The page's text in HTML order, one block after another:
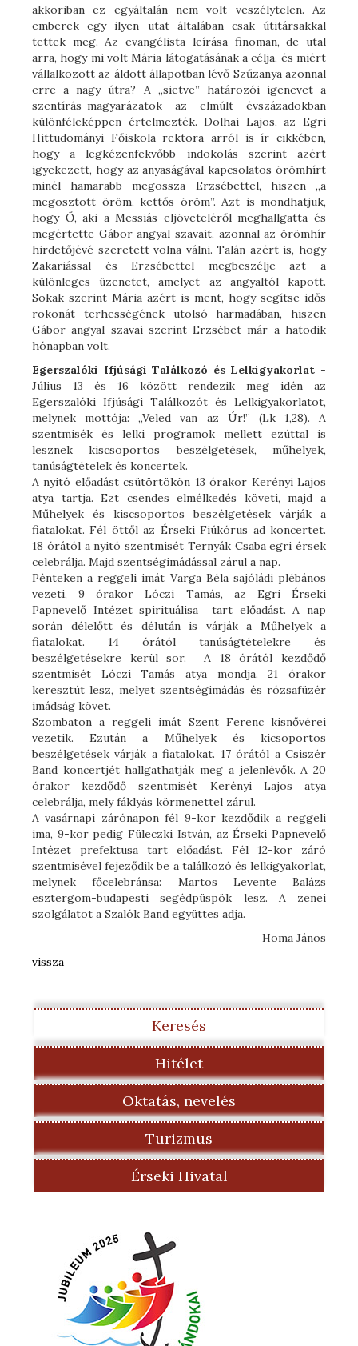
akkoriban ez egyáltalán nem volt veszélytelen. Az
emberek egy ilyen utat általában csak útitársakkal
tettek meg. Az evangélista leírása finoman, de utal
arra, hogy mi volt Mária látogatásának a célja, és miért
vállalkozott az áldott állapotban lévő Szűzanya azonnal
erre a nagy útra? A „sietve” határozói igenevet a
szentírás-magyarázatok az elmúlt évszázadokban
különféleképpen értelmezték. Dolhai Lajos, az Egri
Hittudományi Főiskola rektora arról is ír cikkében,
hogy a legkézenfekvőbb indokolás szerint azért
igyekezett, hogy az anyaságával kapcsolatos örömhírt
minél hamarabb megossza Erzsébettel, hiszen „a
megosztott öröm, kettős öröm”. Azt is mondhatjuk,
hogy Ő, aki a Messiás eljöveteléről meghallgatta és
megértette Gábor angyal szavait, azonnal az örömhír
hirdetőjévé szeretett volna válni. Talán azért is, hogy
Zakariással és Erzsébettel megbeszélje azt a
különleges üzenetet, amelyet az angyaltól kapott.
Sokak szerint Mária azért is ment, hogy segítse idős
rokonát terhességének utolsó harmadában, hiszen
Gábor angyal szavai szerint Erzsébet már a hatodik
hónapban volt.
Egerszalóki Ifjúsági Találkozó és Lelkigyakorlat -
Július 13 és 16 között rendezik meg idén az
Egerszalóki Ifjúsági Találkozót és Lelkigyakorlatot,
melynek mottója: „Veled van az Úr!” (Lk 1,28). A
szentmisék és lelki programok mellett ezúttal is
lesznek kiscsoportos beszélgetések, műhelyek,
tanúságtételek és koncertek.
A nyitó előadást csütörtökön 13 órakor Kerényi Lajos
atya tartja. Ezt csendes elmélkedés követi, majd a
Műhelyek és kiscsoportos beszélgetések várják a
fiatalokat. Fél öttől az Érseki Fiúkórus ad koncertet.
18 órától a nyitó szentmisét Ternyák Csaba egri érsek
celebrálja. Majd szentségimádással zárul a nap.
Pénteken a reggeli imát Varga Béla sajóládi plébános
vezeti, 9 órakor Lóczi Tamás, az Egri Érseki
Papnevelő Intézet spirituálisa tart előadást. A nap
során délelőtt és délután is várják a Műhelyek a
fiatalokat. 14 órától tanúságtételekre és
beszélgetésekre kerül sor. A 18 órától kezdődő
szentmisét Lóczi Tamás atya mondja. 21 órakor
keresztút lesz, melyet szentségimádás és rózsafüzér
imádság követ.
Szombaton a reggeli imát Szent Ferenc kisnővérei
vezetik. Ezután a Műhelyek és kicsoportos
beszélgetések várják a fiatalokat. 17 órától a Csiszér
Band koncertjét hallgathatják meg a jelenlévők. A 20
órakor kezdődő szentmisét Kerényi Lajos atya
celebrálja, mely fáklyás körmenettel zárul.
A vasárnapi zárónapon fél 9-kor kezdődik a reggeli
ima, 9-kor pedig Füleczki István, az Érseki Papnevelő
Intézet prefektusa tart előadást. Fél 12-kor záró
szentmisével fejeződik be a találkozó és lelkigyakorlat,
melynek főcelebránsa: Martos Levente Balázs
esztergom-budapesti segédpüspök lesz. A zenei
szolgálatot a Szalók Band együttes adja.
Homa János
vissza
Keresés
Hitélet
Oktatás, nevelés
Turizmus
Érseki Hivatal